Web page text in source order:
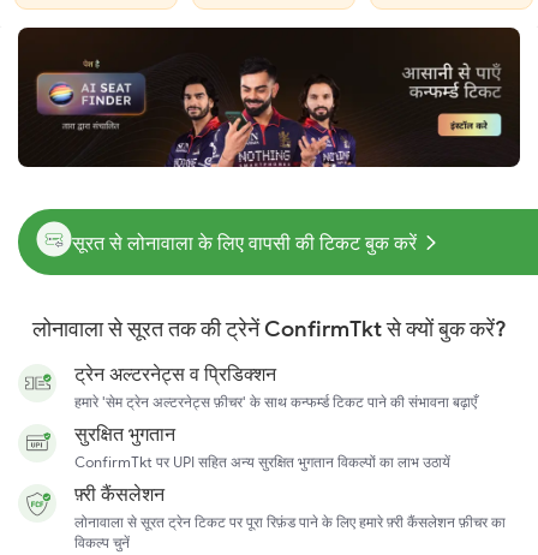
सूरत से लोनावाला के लिए वापसी की टिकट बुक करें
लोनावाला से सूरत तक की ट्रेनें ConfirmTkt से क्यों बुक करें?
ट्रेन अल्टरनेट्स व प्रिडिक्शन
हमारे 'सेम ट्रेन अल्टरनेट्स फ़ीचर' के साथ कन्फर्म्ड टिकट पाने की संभावना बढ़ाएँ
सुरक्षित भुगतान
ConfirmTkt पर UPI सहित अन्य सुरक्षित भुगतान विकल्पों का लाभ उठायें
फ़्री कैंसलेशन
लोनावाला से सूरत ट्रेन टिकट पर पूरा रिफ़ंड पाने के लिए हमारे फ़्री कैंसलेशन फ़ीचर का
विकल्प चुनें